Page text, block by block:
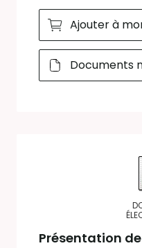
Ajouter à
Documents
Présentation